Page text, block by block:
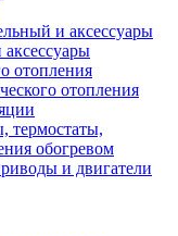
и аксессуары
отопления
отопления
термостаты,
обогревом
и двигатели